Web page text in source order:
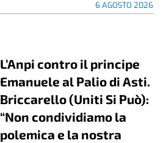
6 AGOSTO 2026
L’Anpi contro il principe
Emanuele al Palio di Asti.
Briccarello (Uniti Si Può):
“Non condividiamo la
polemica e la nostra